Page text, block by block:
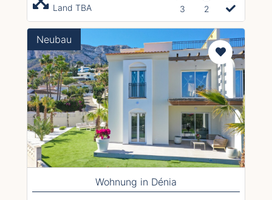
Land TBA
3 2
Neubau
Wohnung in Dénia